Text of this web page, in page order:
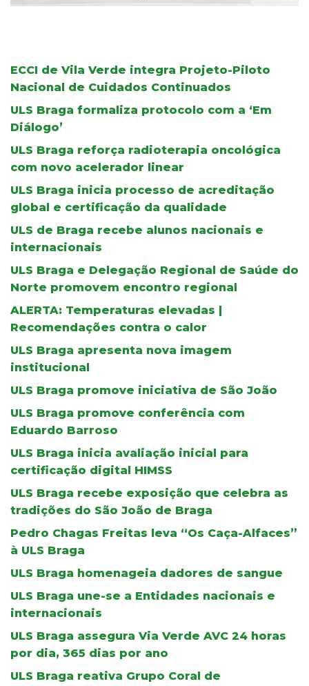
ECCI de Vila Verde integra Projeto-Piloto
Nacional de Cuidados Continuados
ULS Braga formaliza protocolo com a ‘Em
Diálogo’
ULS Braga reforça radioterapia oncológica
com novo acelerador linear
ULS Braga inicia processo de acreditação
global e certificação da qualidade
ULS de Braga recebe alunos nacionais e
internacionais
ULS Braga e Delegação Regional de Saúde do
Norte promovem encontro regional
ALERTA: Temperaturas elevadas |
Recomendações contra o calor
ULS Braga apresenta nova imagem
institucional
ULS Braga promove iniciativa de São João
ULS Braga promove conferência com
Eduardo Barroso
ULS Braga inicia avaliação inicial para
certificação digital HIMSS
ULS Braga recebe exposição que celebra as
tradições do São João de Braga
Pedro Chagas Freitas leva “Os Caça-Alfaces”
à ULS Braga
ULS Braga homenageia dadores de sangue
ULS Braga une-se a Entidades nacionais e
internacionais
ULS Braga assegura Via Verde AVC 24 horas
por dia, 365 dias por ano
ULS Braga reativa Grupo Coral de